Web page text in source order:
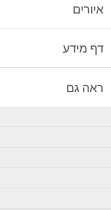
איורים
דף מידע
ראה גם